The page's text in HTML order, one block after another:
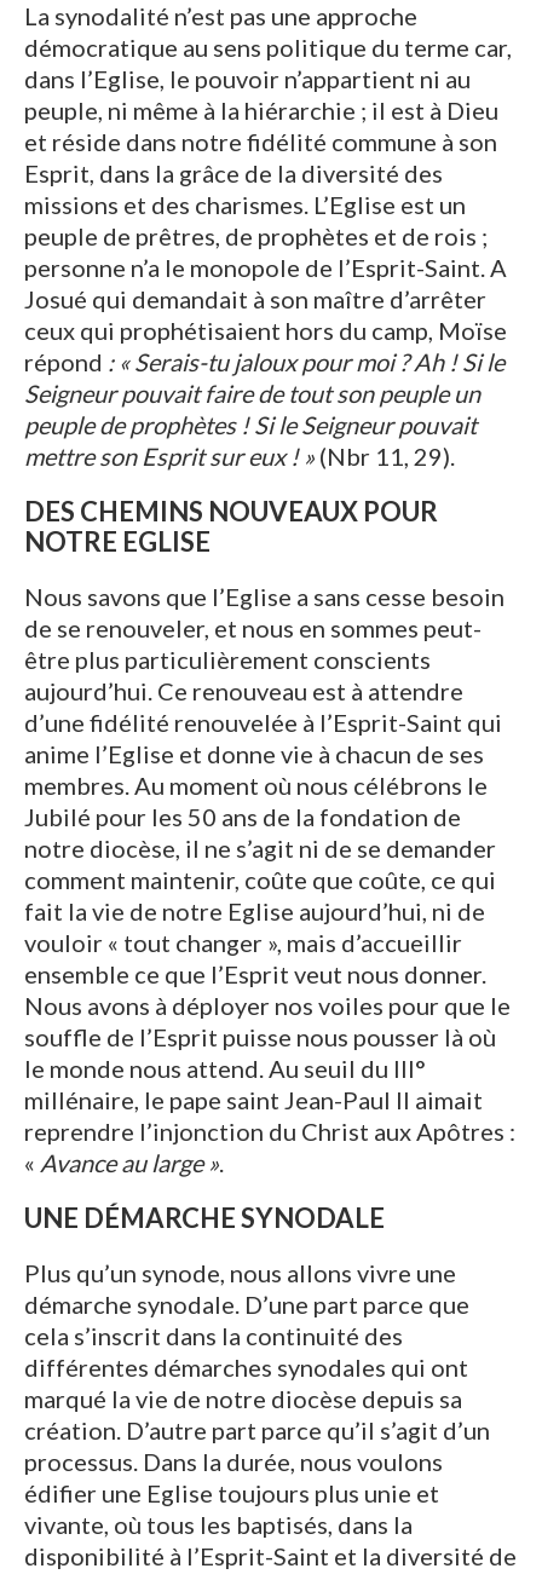
La synodalité n’est pas une approche
démocratique au sens politique du terme car,
dans l’Eglise, le pouvoir n’appartient ni au
peuple, ni même à la hiérarchie ; il est à Dieu
et réside dans notre fidélité commune à son
Esprit, dans la grâce de la diversité des
missions et des charismes. L’Eglise est un
peuple de prêtres, de prophètes et de rois ;
personne n’a le monopole de l’Esprit-Saint. A
Josué qui demandait à son maître d’arrêter
ceux qui prophétisaient hors du camp, Moïse
répond : « Serais-tu jaloux pour moi ? Ah ! Si le
Seigneur pouvait faire de tout son peuple un
peuple de prophètes ! Si le Seigneur pouvait
mettre son Esprit sur eux ! » (Nbr 11, 29).
DES CHEMINS NOUVEAUX POUR
NOTRE EGLISE
Nous savons que l’Eglise a sans cesse besoin
de se renouveler, et nous en sommes peut-
être plus particulièrement conscients
aujourd’hui. Ce renouveau est à attendre
d’une fidélité renouvelée à l’Esprit-Saint qui
anime l’Eglise et donne vie à chacun de ses
membres. Au moment où nous célébrons le
Jubilé pour les 50 ans de la fondation de
notre diocèse, il ne s’agit ni de se demander
comment maintenir, coûte que coûte, ce qui
fait la vie de notre Eglise aujourd’hui, ni de
vouloir « tout changer », mais d’accueillir
ensemble ce que l’Esprit veut nous donner.
Nous avons à déployer nos voiles pour que le
souffle de l’Esprit puisse nous pousser là où
le monde nous attend. Au seuil du III°
millénaire, le pape saint Jean-Paul II aimait
reprendre l’injonction du Christ aux Apôtres :
« Avance au large ».
UNE DÉMARCHE SYNODALE
Plus qu’un synode, nous allons vivre une
démarche synodale. D’une part parce que
cela s’inscrit dans la continuité des
différentes démarches synodales qui ont
marqué la vie de notre diocèse depuis sa
création. D’autre part parce qu’il s’agit d’un
processus. Dans la durée, nous voulons
édifier une Eglise toujours plus unie et
vivante, où tous les baptisés, dans la
disponibilité à l’Esprit-Saint et la diversité de